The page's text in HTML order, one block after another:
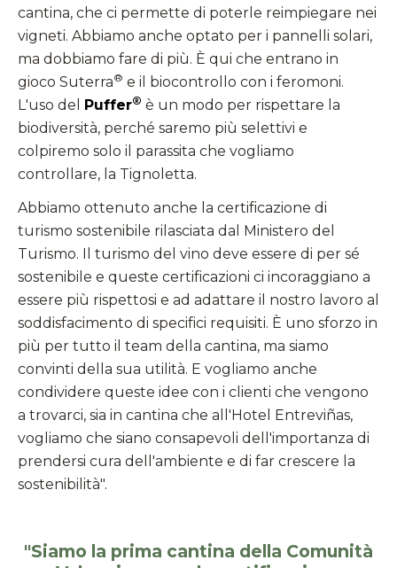
cantina, che ci permette di poterle reimpiegare nei
vigneti. Abbiamo anche optato per i pannelli solari,
ma dobbiamo fare di più. È qui che entrano in
gioco Suterra® e il biocontrollo con i feromoni.
L'uso del
Puffer® è un modo per rispettare la
biodiversità, perché saremo più selettivi e
colpiremo solo il parassita che vogliamo
controllare, la Tignoletta.
Abbiamo ottenuto anche la certificazione di
turismo sostenibile rilasciata dal Ministero del
Turismo. Il turismo del vino deve essere di per sé
sostenibile e queste certificazioni ci incoraggiano a
essere più rispettosi e ad adattare il nostro lavoro al
soddisfacimento di specifici requisiti. È uno sforzo in
più per tutto il team della cantina, ma siamo
convinti della sua utilità. E vogliamo anche
condividere queste idee con i clienti che vengono
a trovarci, sia in cantina che all'Hotel Entreviñas,
vogliamo che siano consapevoli dell'importanza di
prendersi cura dell'ambiente e di far crescere la
sostenibilità".
"Siamo la prima cantina della Comunità